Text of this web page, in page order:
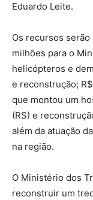
Eduardo Leite.
Os recursos
milhões para o
helicópteros e
e reconstrução;
que montou um
(RS) e
além da atuação
na região.
O Ministério dos
reconstruir um